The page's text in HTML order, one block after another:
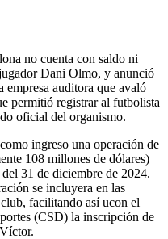
no cuenta con saldo ni
Dani Olmo, y anunció
empresa auditora que avaló
permitió registrar al futbolista
oficial del organismo.
ingreso una operación de
108 millones de dólares)
31 de diciembre de 2024.
se incluyera en las
facilitando así ucon el
(CSD) la inscripción de